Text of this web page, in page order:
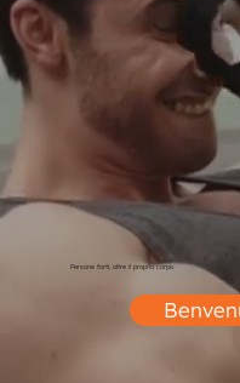
Persone forti, oltre il proprio corpo